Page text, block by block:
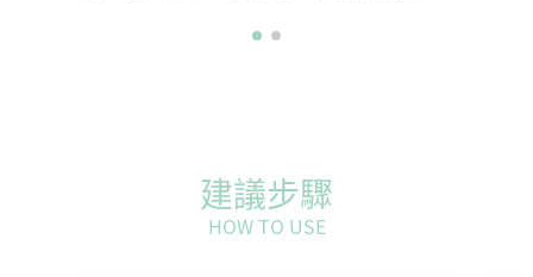
建議步驟
HOW TO USE